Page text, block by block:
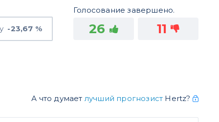
-23,67 %
Голосование завершено.
26 11
А что думает лучший прогнозист Hertz?